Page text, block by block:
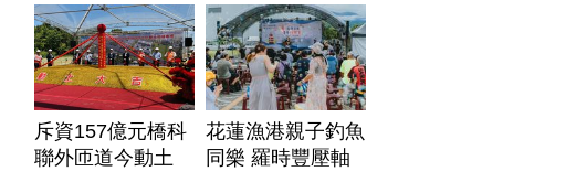
斥資157億元橋科
聯外匝道今動土
花蓮漁港親子釣魚
同樂 羅時豐壓軸